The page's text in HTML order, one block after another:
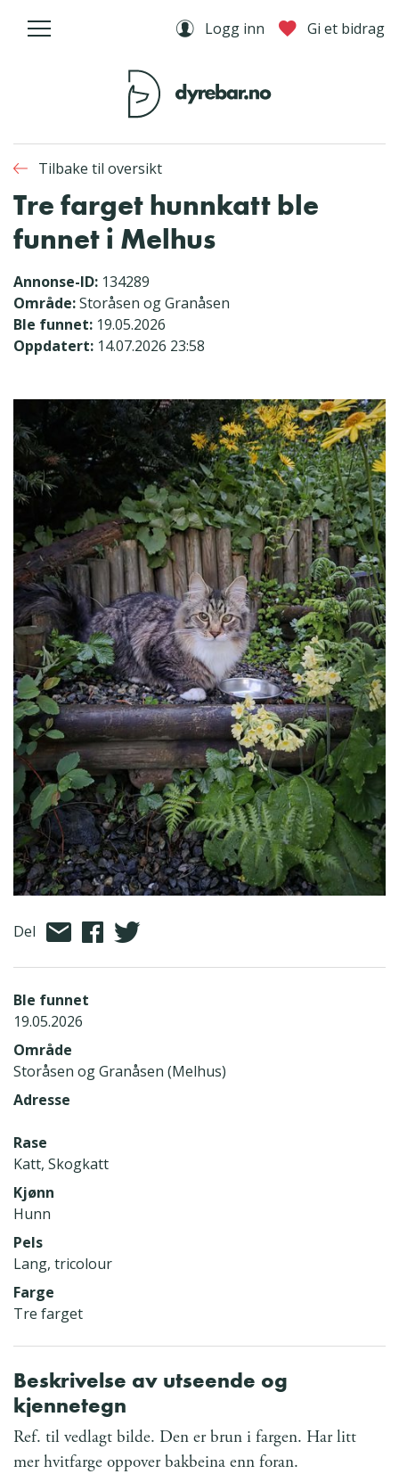
Logg inn Gi et bidrag
Tilbake til oversikt
Tre farget hunnkatt ble
funnet i Melhus
Annonse-ID: 134289
Område:Storåsen og Granåsen
Ble funnet: 19.05.2026
Oppdatert: 14.07.2026 23:58
Del
Ble funnet
19.05.2026
Område
Storåsen og Granåsen (Melhus)
Adresse
Rase
Katt, Skogkatt
Kjønn
Hunn
Pels
Lang, tricolour
Farge
Tre farget
Beskrivelse av utseende og
kjennetegn
Ref. til vedlagt bilde. Den er brun i fargen. Har litt
mer hvitfarge oppover bakbeina enn foran.